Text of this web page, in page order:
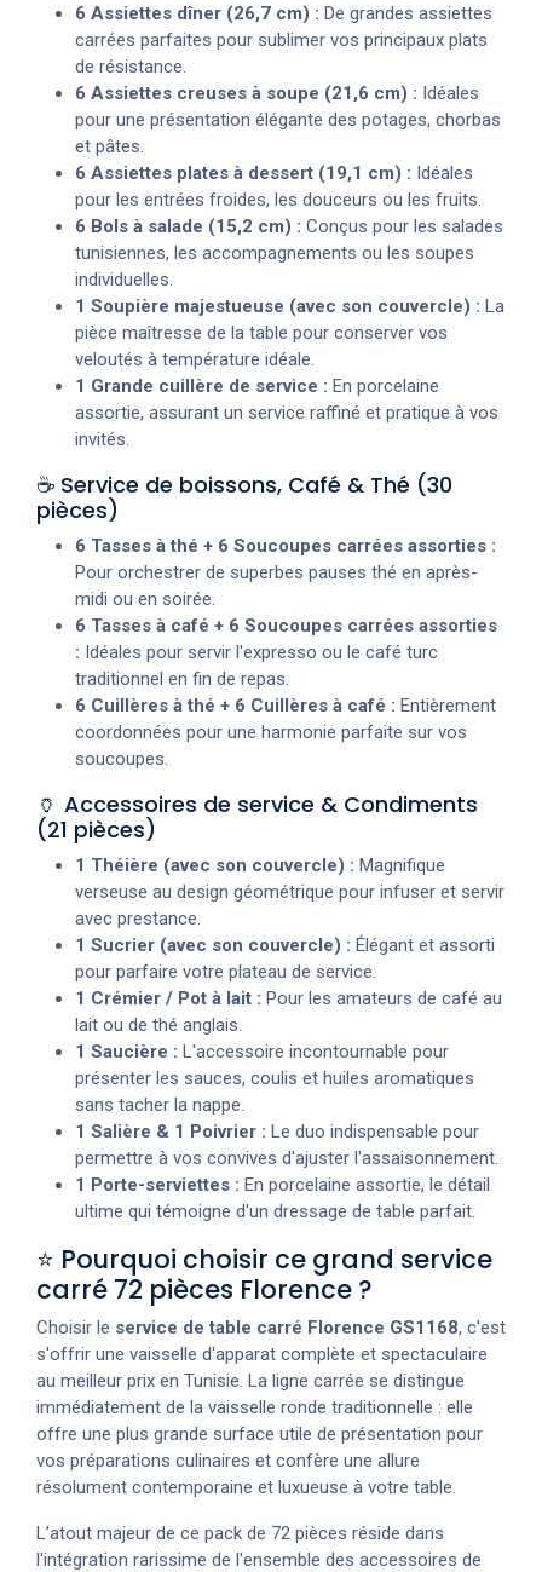
6 Assiettes dîner (26,7 cm) : De grandes assiettes
carrées parfaites pour sublimer vos principaux plats
de résistance.
6 Assiettes creuses à soupe (21,6 cm) : Idéales
pour une présentation élégante des potages, chorbas
et pâtes.
6 Assiettes plates à dessert (19,1 cm) : Idéales
pour les entrées froides, les douceurs ou les fruits.
6 Bols à salade (15,2 cm) : Conçus pour les salades
tunisiennes, les accompagnements ou les soupes
individuelles.
1 Soupière majestueuse (avec son couvercle) : La
pièce maîtresse de la table pour conserver vos
veloutés à température idéale.
1 Grande cuillère de service : En porcelaine
assortie, assurant un service raffiné et pratique à vos
invités.
☕ Service de boissons, Café & Thé (30
pièces)
6 Tasses à thé + 6 Soucoupes carrées assorties :
Pour orchestrer de superbes pauses thé en après-
midi ou en soirée.
6 Tasses à café + 6 Soucoupes carrées assorties
: Idéales pour servir l'expresso ou le café turc
traditionnel en fin de repas.
6 Cuillères à thé + 6 Cuillères à café : Entièrement
coordonnées pour une harmonie parfaite sur vos
soucoupes.
🏺 Accessoires de service & Condiments
(21 pièces)
1 Théière (avec son couvercle) : Magnifique
verseuse au design géométrique pour infuser et servir
avec prestance.
1 Sucrier (avec son couvercle) : Élégant et assorti
pour parfaire votre plateau de service.
1 Crémier / Pot à lait : Pour les amateurs de café au
lait ou de thé anglais.
1 Saucière : L'accessoire incontournable pour
présenter les sauces, coulis et huiles aromatiques
sans tacher la nappe.
1 Salière & 1 Poivrier : Le duo indispensable pour
permettre à vos convives d'ajuster l'assaisonnement.
1 Porte-serviettes : En porcelaine assortie, le détail
ultime qui témoigne d'un dressage de table parfait.
⭐ Pourquoi choisir ce grand service
carré 72 pièces Florence ?
Choisir le service de table carré Florence GS1168, c'est
s'offrir une vaisselle d'apparat complète et spectaculaire
au meilleur prix en Tunisie. La ligne carrée se distingue
immédiatement de la vaisselle ronde traditionnelle : elle
offre une plus grande surface utile de présentation pour
vos préparations culinaires et confère une allure
résolument contemporaine et luxueuse à votre table.
L’atout majeur de ce pack de 72 pièces réside dans
l'intégration rarissime de l'ensemble des accessoires de